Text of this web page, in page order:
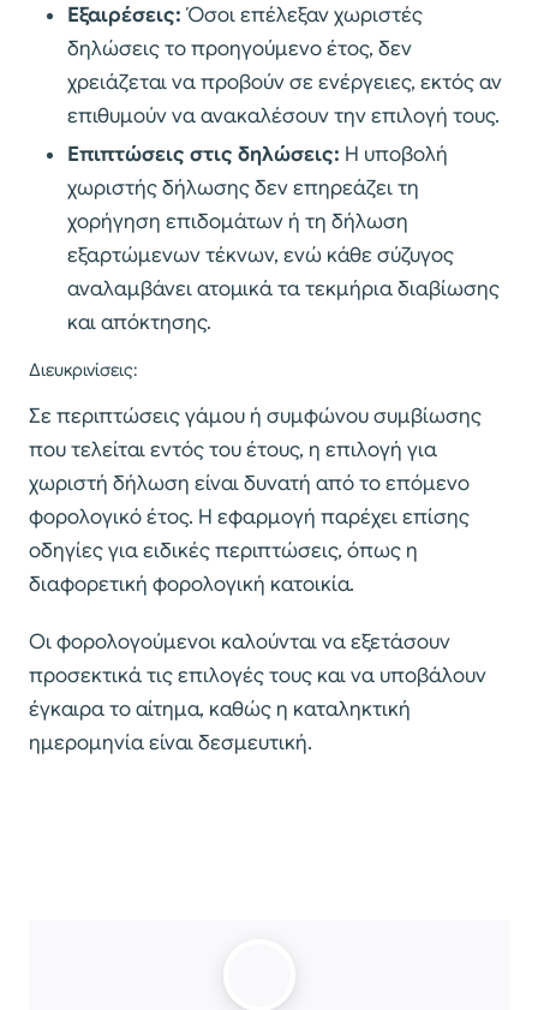
Εξαιρέσεις: Όσοι επέλεξαν χωριστές
δηλώσεις το προηγούμενο έτος, δεν
χρειάζεται να προβούν σε ενέργειες, εκτός αν
επιθυμούν να ανακαλέσουν την επιλογή τους.
Επιπτώσεις στις δηλώσεις: Η υποβολή
χωριστής δήλωσης δεν επηρεάζει τη
χορήγηση επιδομάτων ή τη δήλωση
εξαρτώμενων τέκνων, ενώ κάθε σύζυγος
αναλαμβάνει ατομικά τα τεκμήρια διαβίωσης
και απόκτησης.
Διευκρινίσεις:
Σε περιπτώσεις γάμου ή συμφώνου συμβίωσης
που τελείται εντός του έτους, η επιλογή για
χωριστή δήλωση είναι δυνατή από το επόμενο
φορολογικό έτος. Η εφαρμογή παρέχει επίσης
οδηγίες για ειδικές περιπτώσεις, όπως η
διαφορετική φορολογική κατοικία.
Οι φορολογούμενοι καλούνται να εξετάσουν
προσεκτικά τις επιλογές τους και να υποβάλουν
έγκαιρα το αίτημα, καθώς η καταληκτική
ημερομηνία είναι δεσμευτική.